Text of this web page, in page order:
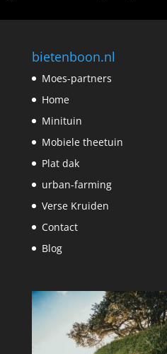
bietenboon.nl
Moes-partners
Home
Minituin
Mobiele theetuin
Plat dak
urban-farming
Verse Kruiden
Contact
Blog